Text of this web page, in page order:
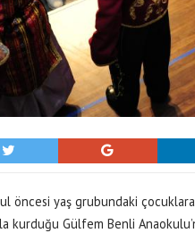
öncesi yaş grubundaki
kurduğu Gülfem Benli